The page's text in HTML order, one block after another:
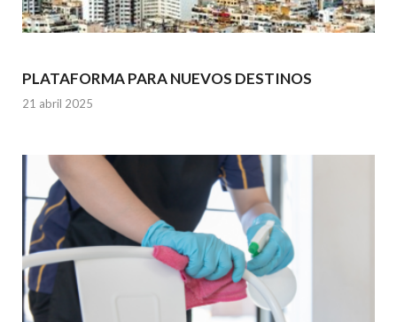
PLATAFORMA PARA NUEVOS DESTINOS
21 abril 2025